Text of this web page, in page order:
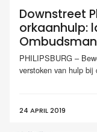
Downstreet
orkaanhulp:
Ombudsman
PHILIPSBURG –
verstoken van hulp
24 APRIL 2019